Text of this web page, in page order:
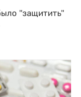
"защитить"